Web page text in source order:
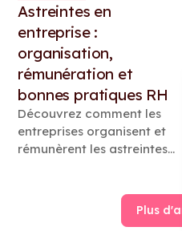
Astreintes en
entreprise :
organisation,
rémunération et
bonnes pratiques RH
Découvrez comment les
entreprises organisent et
rémunèrent les astreintes.
organisations, cette étude
dévoile pratiques,
Plus